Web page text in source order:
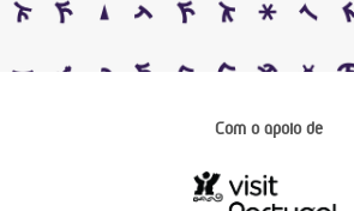
Com o apoio de